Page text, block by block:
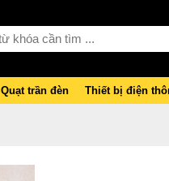
Quạt trần đèn Thiết bị điện